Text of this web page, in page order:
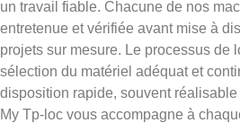
un travail fiable. Chacune de nos
entretenue et vérifiée avant mise à
projets sur mesure. Le processus de
sélection du matériel adéquat et
disposition rapide, souvent
My Tp-loc vous accompagne à